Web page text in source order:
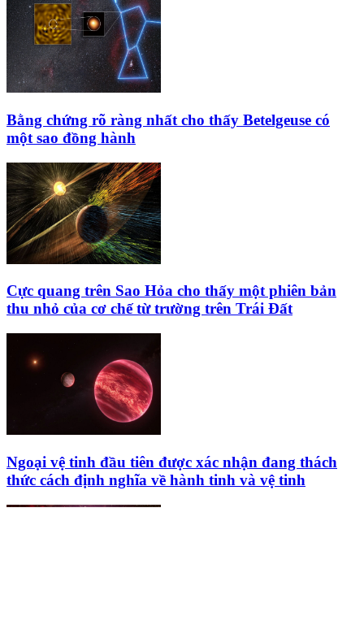
Bằng chứng rõ ràng nhất cho thấy Betelgeuse có
một sao đồng hành
Cực quang trên Sao Hỏa cho thấy một phiên bản
thu nhỏ của cơ chế từ trường trên Trái Đất
Ngoại vệ tinh đầu tiên được xác nhận đang thách
thức cách định nghĩa về hành tinh và vệ tinh